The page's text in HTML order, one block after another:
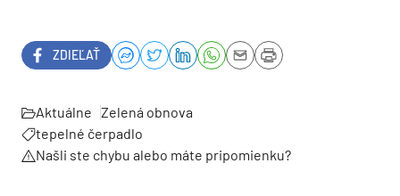
ZDIEĽAŤ
Aktuálne Zelená obnova
tepelné čerpadlo
Našli ste chybu alebo máte pripomienku?